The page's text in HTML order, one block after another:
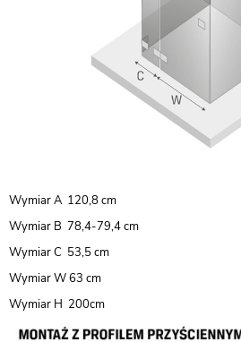
Wymiar A 120,8 cm
Wymiar B 78,4-79,4 cm
Wymiar C 53,5 cm
Wymiar W 63 cm
Wymiar H 200cm